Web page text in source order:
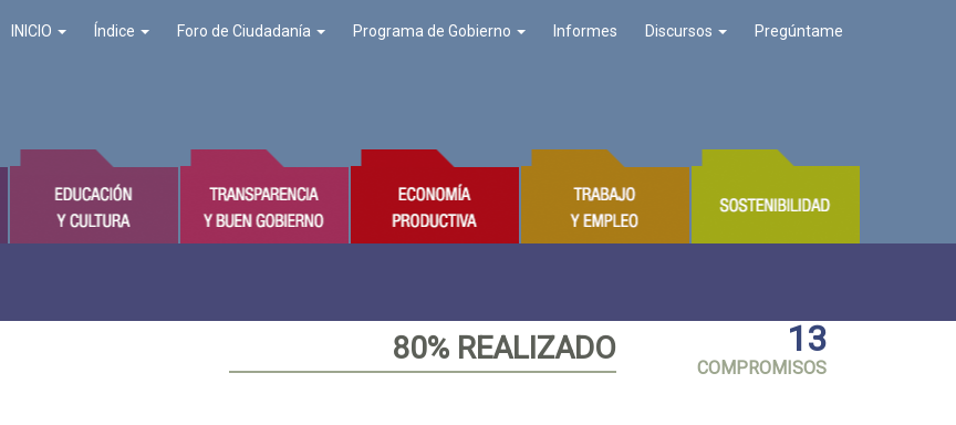
INICIO Índice Foro de Ciudadanía Programa de Gobierno Informes Discursos Pregúntame
80% REALIZADO
13
COMPROMISOS